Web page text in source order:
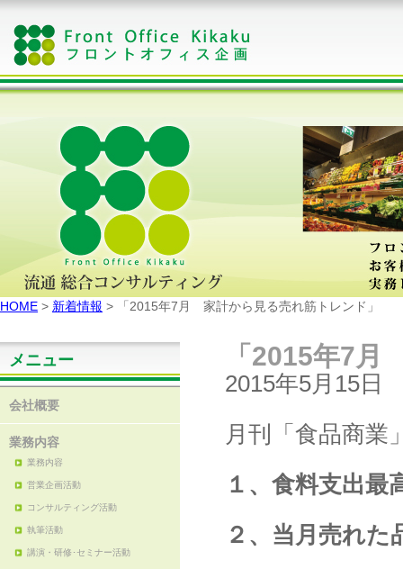
HOME > 新着情報 > 「2015年7月 家計から見る売れ筋トレンド」
メニュー
会社概要
業務内容
業務内容
営業企画活動
コンサルティング活動
執筆活動
講演・研修･セミナー活動
「2015年7
2015年5月15日
月刊「食品商業
１、食料支出最
２、当月売れ